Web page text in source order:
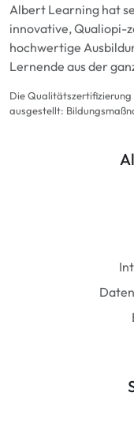
Albert Learning hat
innovative, Qualiopi-
hochwertige
Lernende aus der
Die
ausgestellt: